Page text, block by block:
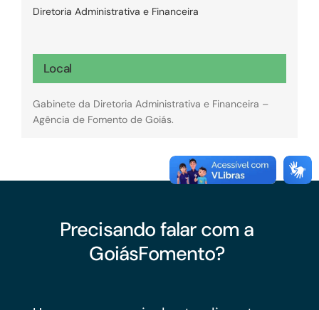
Diretoria Administrativa e Financeira
Local
Gabinete da Diretoria Administrativa e Financeira –
Agência de Fomento de Goiás.
Precisando falar com a
GoiásFomento?